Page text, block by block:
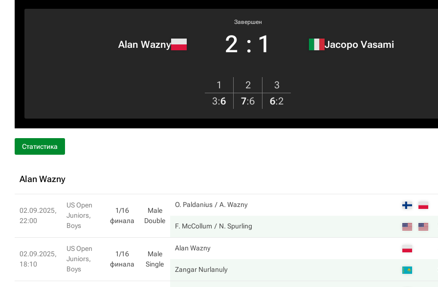
Alan Wazny
Завершен
2 : 1 Jacopo Vasami
1 2
3
3:6 7:6 6:2
Статистика
Alan Wazny
02.09.2025,
22:00
US Open
Juniors,
Boys
1/16
финала
Male
Double
O. Paldanius A. Wazny
F. McCollum N. Spurling
02.09.2025,
18:10
US Open
Juniors,
Boys
1/16
финала
Male
Single
Alan Wazny
Zangar Nurlanuly